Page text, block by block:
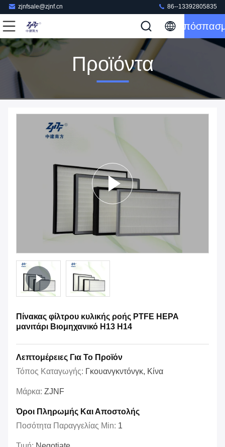
zjnfsale@zjnf.cn 86--13392805835
Προϊόντα
Πίνακας φίλτρου κυλικής ροής PTFE HEPA
μανιτάρι Βιομηχανικό H13 H14
Λεπτομέρειες Για Το Προϊόν
Τόπος Καταγωγής: Γκουανγκντόνγκ, Κίνα
Μάρκα: ZJNF
Όροι Πληρωμής Και Αποστολής
Ποσότητα Παραγγελίας Min: 1